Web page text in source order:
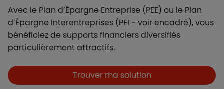
Avec le Plan d’Épargne Entreprise (PEE) ou le Plan
d’Épargne Interentreprises (PEI - voir encadré), vous
bénéficiez de supports financiers diversifiés
particulièrement attractifs.
Boutons et liensTrouver ma solution